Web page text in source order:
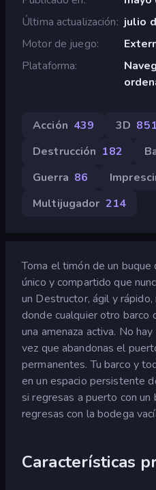
Última actualización
julio
Motor de juego
Plataforma
Acción 439 3D 851
Destrucción 182
Guerra 86
Multijugador 214
Toma el timón de un buque
único y compartido que
un Destructor, ágil y
donde cualquier otro barco
una amenaza activa. No
vez que abandonas el
permanentes. Tu barco y
en un espacio persistente
si regresas a puerto con un
regresas con la bodega
Características